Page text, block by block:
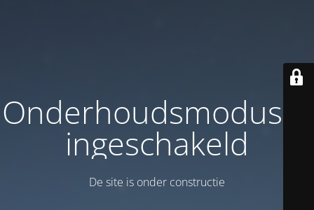
Onderhoudsmodus is
ingeschakeld
De site is onder constructie